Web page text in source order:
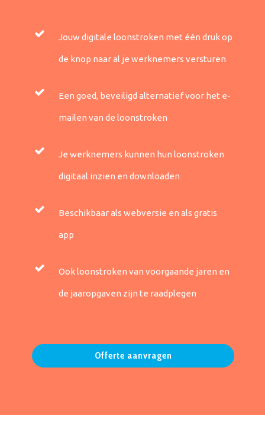
Jouw digitale loonstroken met één druk op
de knop naar al je werknemers versturen
Een goed, beveiligd alternatief voor het e-
mailen van de loonstroken
Je werknemers kunnen hun loonstroken
digitaal inzien en downloaden
Beschikbaar als webversie en als gratis
app
Ook loonstroken van voorgaande jaren en
de jaaropgaven zijn te raadplegen
Offerte aanvragen